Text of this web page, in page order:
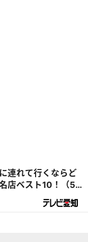
連れて行くならど
店ベスト10！（5
アの愛知あたりま
街に新仰天～（後